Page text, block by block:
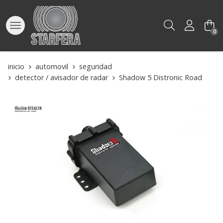
Buscar 0
inicio automovil
seguridad
detector / avisador de radar
Shadow 5 Distronic Road